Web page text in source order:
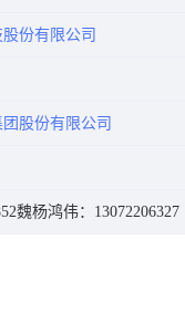
份有限公司
股份有限公司
魏杨鸿伟：13072206327